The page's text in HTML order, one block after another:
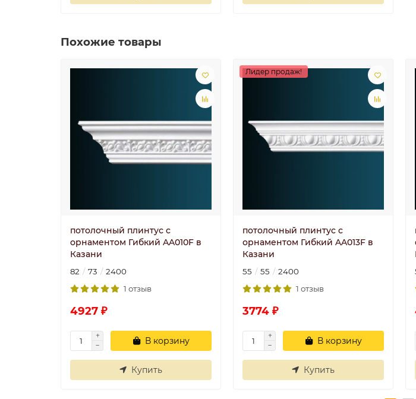
Похожие товары
потолочный плинтус с
орнаментом Гибкий AA010F в
Казани
82 73
2400
1 отзыв
4927 ₽
В корзину
Купить
Лидер продаж!
потолочный плинтус с
орнаментом Гибкий AA013F в
Казани
55 55
2400
1 отзыв
3774 ₽
В корзину
Купить